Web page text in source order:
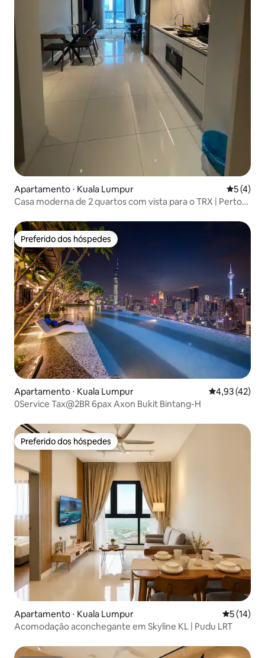
Apartamento ⋅ Kuala Lumpur 5 de
5 (4)
Casa moderna de 2 quartos com vista para o TRX | Perto
Preferido dos hóspedes
Preferido dos hóspedes
Apartamento ⋅ Kuala Lumpur 4,93 de uma
4,93 (42)
0Service Tax@2BR 6pax Axon Bukit Bintang-H
Preferido dos hóspedes
Preferido dos hóspedes
Apartamento ⋅ Kuala Lumpur 5 de uma
5 (14)
Acomodação aconchegante em Skyline KL | Pudu LRT